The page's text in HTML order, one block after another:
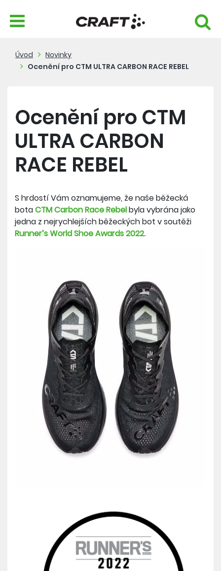
Úvod
Novinky
Ocenění pro CTM ULTRA CARBON RACE REBEL
Ocenění pro CTM
ULTRA CARBON
RACE REBEL
S hrdostí Vám oznamujeme, že naše běžecká
botaCTM Carbon Race Rebelbyla vybrána jako
jedna z nejrychlejších běžeckých bot v soutěži
Runner’s World Shoe Awards 2022.